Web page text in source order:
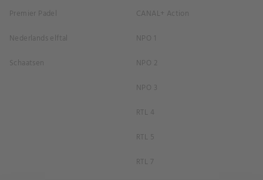
Premier Padel
Nederlands elftal
Schaatsen
CANAL+ Action
NPO 1
NPO 2
NPO 3
RTL 4
RTL 5
RTL 7